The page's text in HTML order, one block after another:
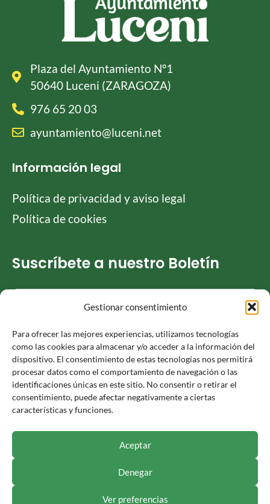
Gestionar consentimiento
Para ofrecer las mejores experiencias, utilizamos tecnologías
como las cookies para almacenar y/o acceder a la información del
dispositivo. El consentimiento de estas tecnologías nos permitirá
procesar datos como el comportamiento de navegación o las
identificaciones únicas en este sitio. No consentir o retirar el
consentimiento, puede afectar negativamente a ciertas
características y funciones.
Aceptar
Denegar
Ver preferencias
Plaza del Ayuntamiento Nº1
50640 Luceni (ZARAGOZA)
976 65 20 03
ayuntamiento@luceni.net
Información legal
Política de privacidad y aviso legal
Política de cookies
Suscríbete a nuestro Boletín
Responsable » Ayuntamiento de Luceni. / Finalidad » enviarte
nuestras publicaciones y noticias. / Legitimación » tu
consentimiento. / Destinatarios » solo se realizan cesiones si
derechos de acceso, rectificación, limitación y suprimir los